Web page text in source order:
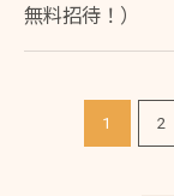
無料招待！）
1 2